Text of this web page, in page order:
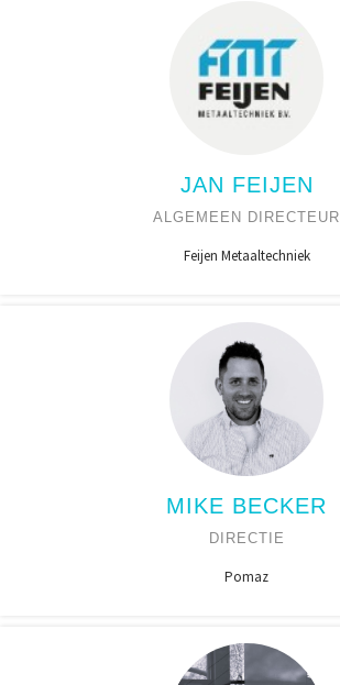
JAN FEIJEN
ALGEMEEN DIRECTEUR
Feijen Metaaltechniek
MIKE BECKER
DIRECTIE
Pomaz